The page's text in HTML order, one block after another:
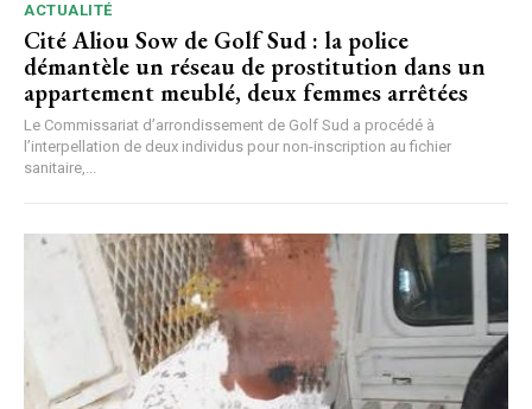
ACTUALITÉ
Cité Aliou Sow de Golf Sud : la police
démantèle un réseau de prostitution dans un
appartement meublé, deux femmes arrêtées
Le Commissariat d’arrondissement de Golf Sud a procédé à
l’interpellation de deux individus pour non-inscription au fichier
sanitaire,...